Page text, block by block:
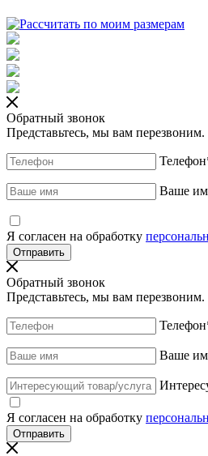
Обратный звонок
Представьтесь, мы вам перезвоним.
Телефон
Ваше
Я согласен на обработку
Обратный звонок
Представьтесь, мы вам перезвоним.
Телефон
Ваше
Я согласен на обработку